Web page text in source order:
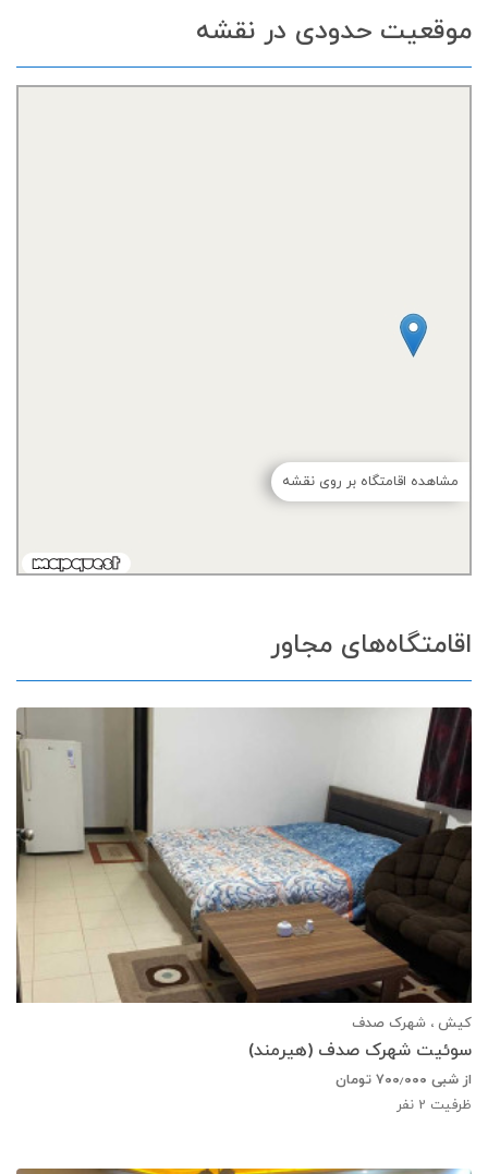
موقعیت حدودی در نقشه
مشاهده اقامتگاه بر روی نقشه
اقامتگاه‌های مجاور
کیش ، شهرک صدف
سوئیت شهرک صدف (هیرمند)
از شبی ۷۰۰٫۰۰۰ تومان
ظرفیت 2 نفر